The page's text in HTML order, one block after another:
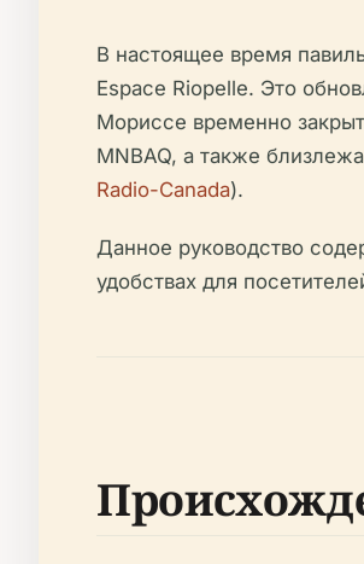
В настоящее время
Espace Riopelle. Это
Мориссе временно
MNBAQ, а также
Radio-Canada).
Данное руководство
удобствах для